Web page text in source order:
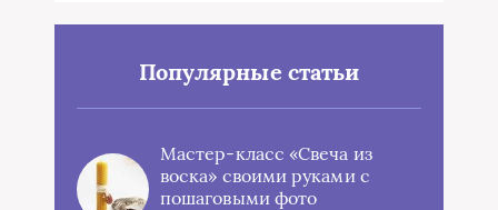
Популярные статьи
Мастер-класс «Свеча из
воска» своими руками с
пошаговыми фото